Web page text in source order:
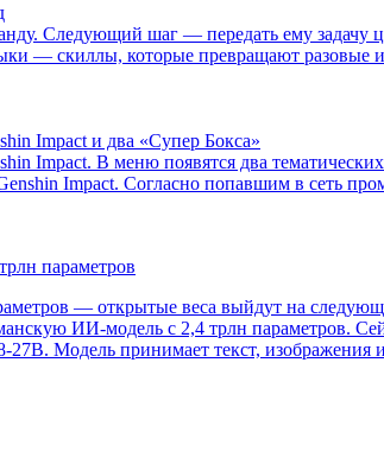
Следующий шаг — передать ему задачу
— скиллы, которые превращают разовые
Impact и два «Супер Бокса»
Impact. В меню появятся два
Impact. Согласно попавшим в сеть
— открытые веса выйдут на
ИИ-модель с 2,4 трлн параметров.
Модель принимает текст,